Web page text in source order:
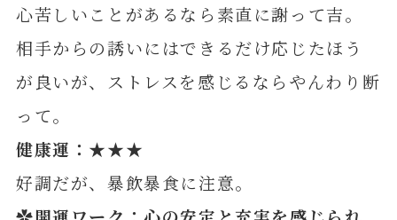
心苦しいことがあるなら素直に謝って吉。
相手からの誘いにはできるだけ応じたほう
が良いが、ストレスを感じるならやんわり断
って。
健康運：★★★
好調だが、暴飲暴食に注意。